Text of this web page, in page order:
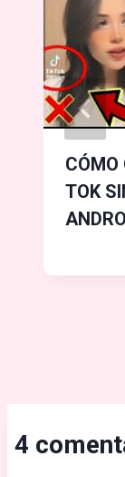
CÓMO
TOK
4